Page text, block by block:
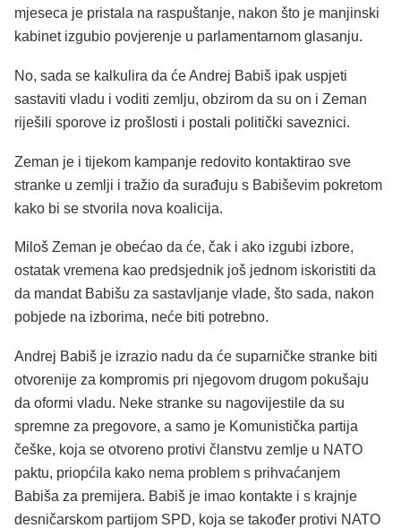
mjeseca je pristala na raspuštanje, nakon što je manjinski
kabinet izgubio povjerenje u parlamentarnom glasanju.
No, sada se kalkulira da će Andrej Babiš ipak uspjeti
sastaviti vladu i voditi zemlju, obzirom da su on i Zeman
riješili sporove iz prošlosti i postali politički saveznici.
Zeman je i tijekom kampanje redovito kontaktirao sve
stranke u zemlji i tražio da surađuju s Babiševim pokretom
kako bi se stvorila nova koalicija.
Miloš Zeman je obećao da će, čak i ako izgubi izbore,
ostatak vremena kao predsjednik još jednom iskoristiti da
da mandat Babišu za sastavljanje vlade, što sada, nakon
pobjede na izborima, neće biti potrebno.
Andrej Babiš je izrazio nadu da će suparničke stranke biti
otvorenije za kompromis pri njegovom drugom pokušaju
da oformi vladu. Neke stranke su nagovijestile da su
spremne za pregovore, a samo je Komunistička partija
češke, koja se otvoreno protivi članstvu zemlje u NATO
paktu, priopćila kako nema problem s prihvaćanjem
Babiša za premijera. Babiš je imao kontakte i s krajnje
desničarskom partijom SPD, koja se također protivi NATO